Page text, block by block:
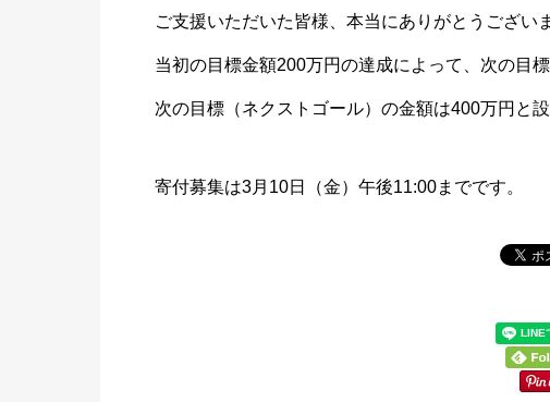
ご支援いただいた皆様、本当にありがとうござい
当初の目標金額200万円の達成によって、次の目
次の目標（ネクストゴール）の金額は400万円と設
寄付募集は3月10日（金）午後11:00までです。